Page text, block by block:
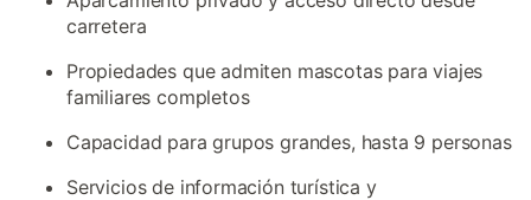
carretera
Propiedades que admiten mascotas para viajes
familiares completos
Capacidad para grupos grandes, hasta 9 personas
Servicios de información turística y